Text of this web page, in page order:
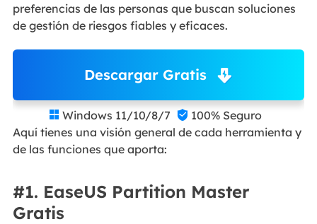
preferencias de las personas que buscan soluciones
de gestión de riesgos fiables y eficaces.
Descargar Gratis
 Windows 11/10/8/7  100% Seguro
Aquí tienes una visión general de cada herramienta y
de las funciones que aporta:
#1. EaseUS Partition Master
Gratis